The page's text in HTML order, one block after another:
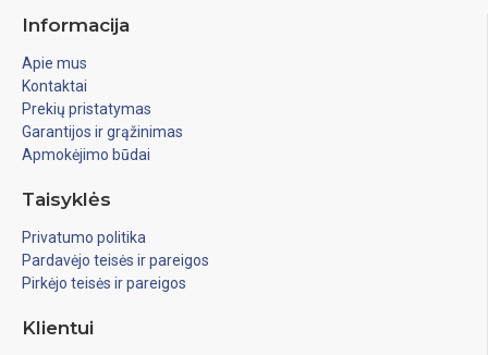
Informacija
Apie mus
Kontaktai
Prekių pristatymas
Garantijos ir grąžinimas
Apmokėjimo būdai
Taisyklės
Privatumo politika
Pardavėjo teisės ir pareigos
Pirkėjo teisės ir pareigos
Klientui